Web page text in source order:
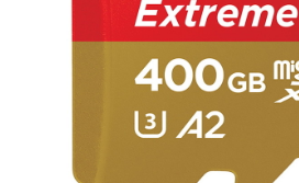
生成式AI與雲端應用
Enterprise Digital Transformation